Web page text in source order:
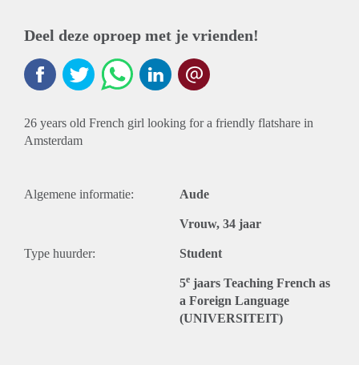
Deel deze oproep met je vrienden!
26 years old French girl looking for a friendly flatshare in
Amsterdam
Algemene informatie: Aude
Vrouw, 34 jaar
Type huurder: Student
5e jaars Teaching French as
a Foreign Language
(UNIVERSITEIT)